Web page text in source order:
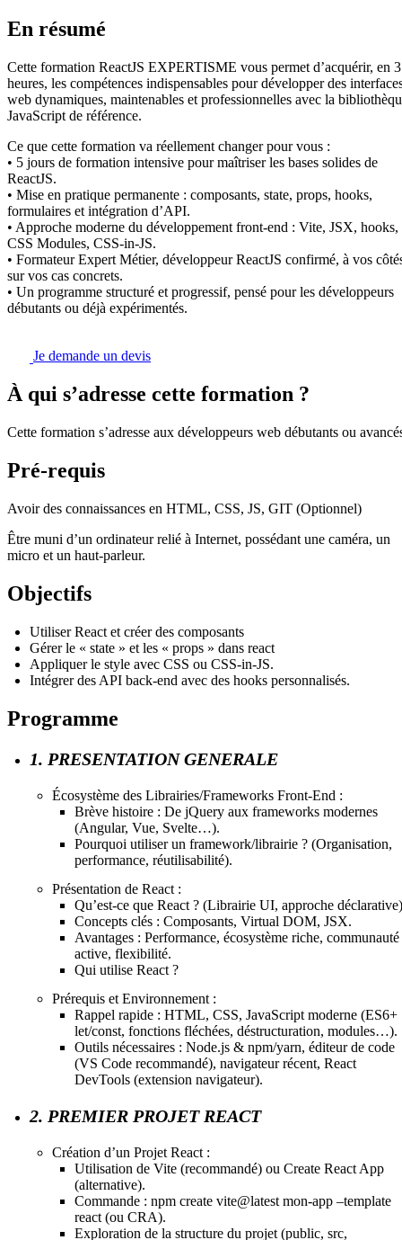
En résumé
Cette formation ReactJS EXPERTISME vous permet d’acquérir, en
heures, les compétences indispensables pour développer des
web dynamiques, maintenables et professionnelles avec la
JavaScript de référence.
Ce que cette formation va réellement changer pour vous :
• 5 jours de formation intensive pour maîtriser les bases solides de
ReactJS.
• Mise en pratique permanente : composants, state, props, hooks,
formulaires et intégration d’API.
• Approche moderne du développement front-end : Vite, JSX, hooks,
CSS Modules, CSS-in-JS.
• Formateur Expert Métier, développeur ReactJS confirmé, à vos
sur vos cas concrets.
• Un programme structuré et progressif, pensé pour les développeurs
débutants ou déjà expérimentés.
Je demande un devis
À qui s’adresse cette formation ?
Cette formation s’adresse aux développeurs web débutants ou
Pré-requis
Avoir des connaissances en HTML, CSS, JS, GIT (Optionnel)
Être muni d’un ordinateur relié à Internet, possédant une caméra, un
micro et un haut-parleur.
Objectifs
Utiliser React et créer des composants
Gérer le « state » et les « props » dans react
Appliquer le style avec CSS ou CSS-in-JS.
Intégrer des API back-end avec des hooks personnalisés.
Programme
1. PRESENTATION GENERALE
Écosystème des Librairies/Frameworks Front-End :
Brève histoire : De jQuery aux frameworks modernes
(Angular, Vue, Svelte…).
Pourquoi utiliser un framework/librairie ? (Organisation,
performance, réutilisabilité).
Présentation de React :
Qu’est-ce que React ? (Librairie UI, approche
Concepts clés : Composants, Virtual DOM, JSX.
Avantages : Performance, écosystème riche, communauté
active, flexibilité.
Qui utilise React ?
Prérequis et Environnement :
Rappel rapide : HTML, CSS, JavaScript moderne (ES6+
let/const, fonctions fléchées, déstructuration, modules…).
Outils nécessaires : Node.js & npm/yarn, éditeur de code
(VS Code recommandé), navigateur récent, React
DevTools (extension navigateur).
2. PREMIER PROJET REACT
Création d’un Projet React :
Utilisation de Vite (recommandé) ou Create React App
(alternative).
Commande : npm create vite@latest mon-app –template
react (ou CRA).
Exploration de la structure du projet (public, src,